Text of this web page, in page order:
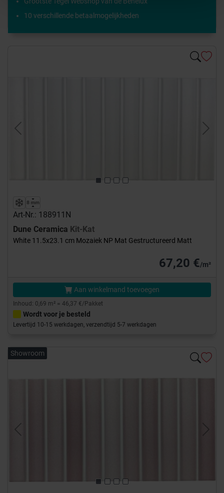
10 verschillende betaalmogelijkheden
Previous Next
Art-Nr.: 188911N
Dune Ceramica Kit-Kat
White 11.5x23.1 cm Mozaiek NP Mat Gestructureerd Matt
67,20 €/m²
Aan winkelmand toevoegen
Inhoud: 0,69 m² = 46,37 €/Pakket
Wordt voor je besteld
Levertijd 10-15 werkdagen, verzendtijd 5-7 werkdagen
Showroom
Previous